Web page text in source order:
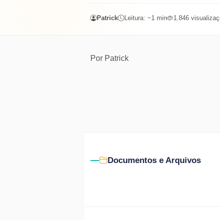
Patrick Leitura: ~1 min 1.846
Por Patrick
Documentos e Arquivos